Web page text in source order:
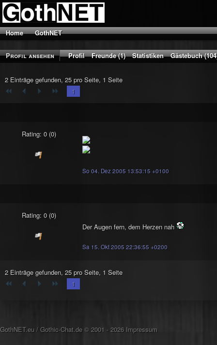
Home GothNET
Profil ansehen Profil Freunde (1) Statistiken Gästebuch
2 Einträge gefunden, 25 pro Seite, 1 Seite
1
Rating: 0 (0)
So 04. Dez 2005 13:53:15 +0100
Rating: 0 (0)
Der Augen fern, dem Herzen nah
Sa 15. Okt 2005 22:36:55 +0200
2 Einträge gefunden, 25 pro Seite, 1 Seite
1
GothNET.eu / Gothic-Chat.de © 2001 - 2026 Impressum